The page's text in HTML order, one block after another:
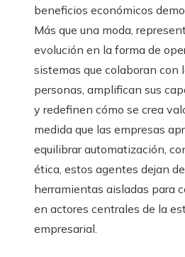
beneficios económicos
Más que una moda,
evolución en la forma de
sistemas que colaboran con
personas, amplifican sus
y redefinen cómo se crea
medida que las empresas
equilibrar automatización,
ética, estos agentes dejan
herramientas aisladas para
en actores centrales de la
empresarial.